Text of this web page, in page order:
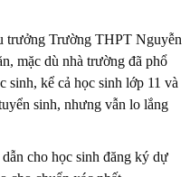
trưởng Trường THPT Nguyễn
mặc dù nhà trường đã phổ
sinh, kể cả học sinh lớp 11 và
sinh, nhưng vẫn lo lắng
cho học sinh đăng ký dự